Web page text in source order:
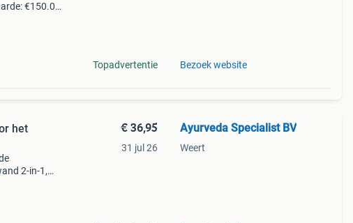
€150.0
Topadvertentie Bezoek website
het
2-in-1,
€ 36,95
31 jul 26
Ayurveda Specialist BV
Weert